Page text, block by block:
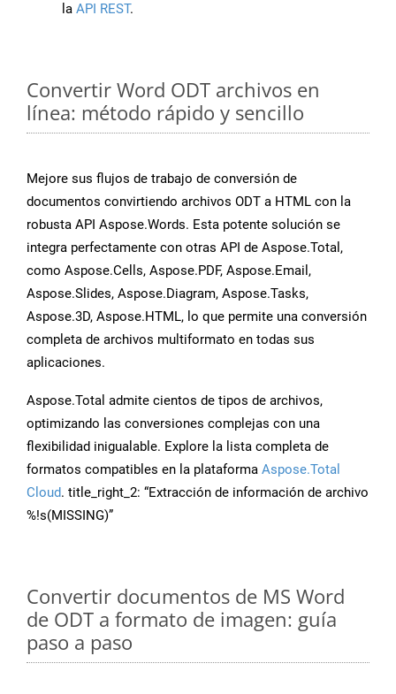
la API REST.
Convertir Word ODT archivos en
línea: método rápido y sencillo
Mejore sus flujos de trabajo de conversión de
documentos convirtiendo archivos ODT a HTML con la
robusta API Aspose.Words. Esta potente solución se
integra perfectamente con otras API de Aspose.Total,
como Aspose.Cells, Aspose.PDF, Aspose.Email,
Aspose.Slides, Aspose.Diagram, Aspose.Tasks,
Aspose.3D, Aspose.HTML, lo que permite una conversión
completa de archivos multiformato en todas sus
aplicaciones.
Aspose.Total admite cientos de tipos de archivos,
optimizando las conversiones complejas con una
flexibilidad inigualable. Explore la lista completa de
formatos compatibles en la plataforma Aspose.Total
Cloud. title_right_2: “Extracción de información de archivo
%!s(MISSING)”
Convertir documentos de MS Word
de ODT a formato de imagen: guía
paso a paso